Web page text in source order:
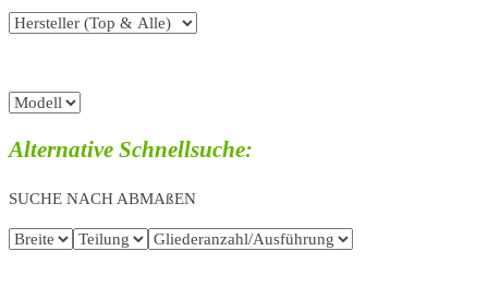
Alternative Schnellsuche:
SUCHE NACH ABMAßEN